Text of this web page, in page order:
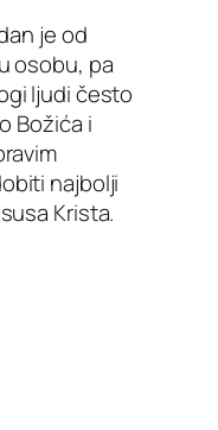
je od
osobu, pa
ljudi često
Božića i
najbolji
Krista.